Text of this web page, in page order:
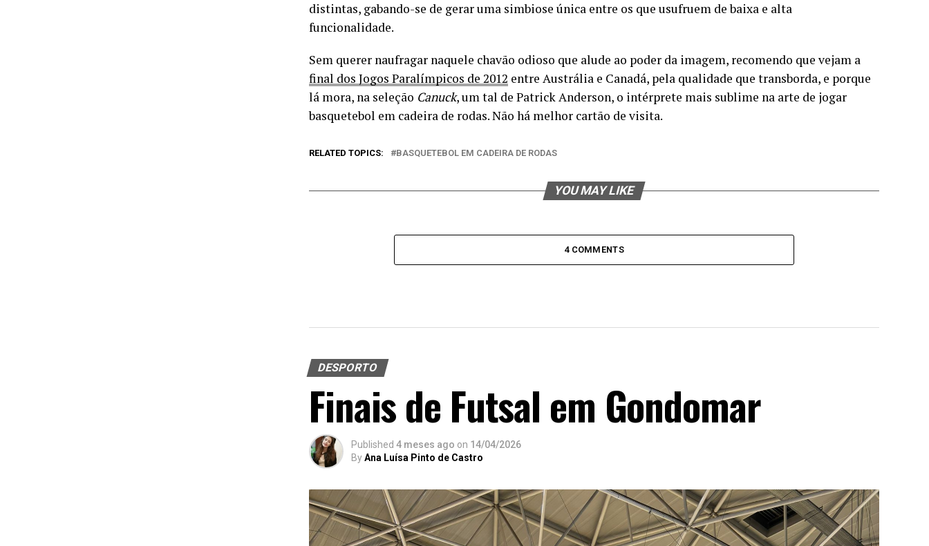
distintas, gabando-se de gerar uma simbiose única entre os que usufruem de baixa e alta
funcionalidade.
Sem querer naufragar naquele chavão odioso que alude ao poder da imagem, recomendo que vejam a
final dos Jogos Paralímpicos de 2012 entre Austrália e Canadá, pela qualidade que transborda, e porque
lá mora, na seleção Canuck, um tal de Patrick Anderson, o intérprete mais sublime na arte de jogar
basquetebol em cadeira de rodas. Não há melhor cartão de visita.
RELATED TOPICS: BASQUETEBOL EM CADEIRA DE RODAS
YOU MAY LIKE
4 COMMENTS
DESPORTO
Finais de Futsal em Gondomar
Published 4 meses ago on 14/04/2026
ByAna Luísa Pinto de Castro